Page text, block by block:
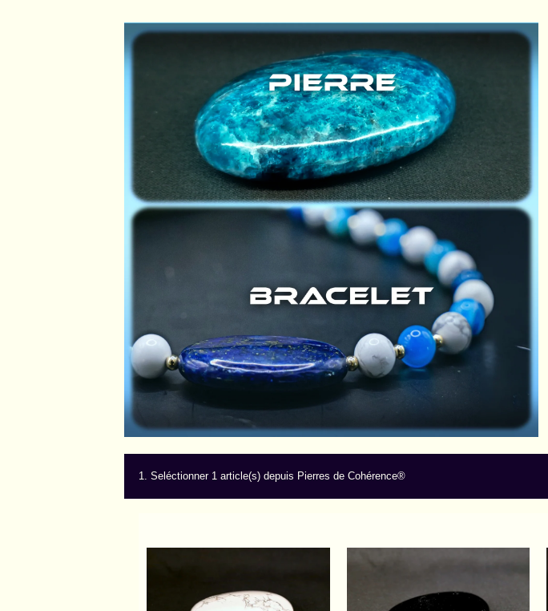
1. Seléctionner 1 article(s) depuis Pierres de Cohérence®